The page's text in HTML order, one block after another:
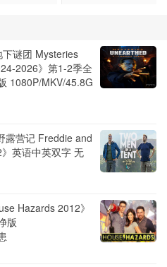
下谜团 Mysteries
2026》第1-2季全
1080P/MKV/45.8G
露营记 Freddie and
英语中英双字 无
Hazards 2012》
版